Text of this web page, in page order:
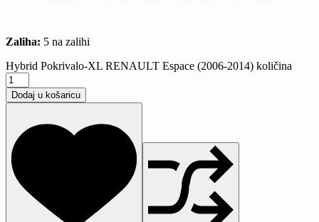
Zaliha: 5 na zalihi
Hybrid Pokrivalo-XL RENAULT Espace (2006-2014) količina
Dodaj u košaricu